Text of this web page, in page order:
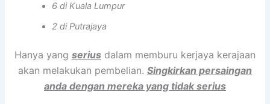
6 di Kuala Lumpur
2 di Putrajaya
Hanya yang serius dalam memburu kerjaya kerajaan
akan melakukan pembelian. Singkirkan persaingan
anda dengan mereka yang tidak serius